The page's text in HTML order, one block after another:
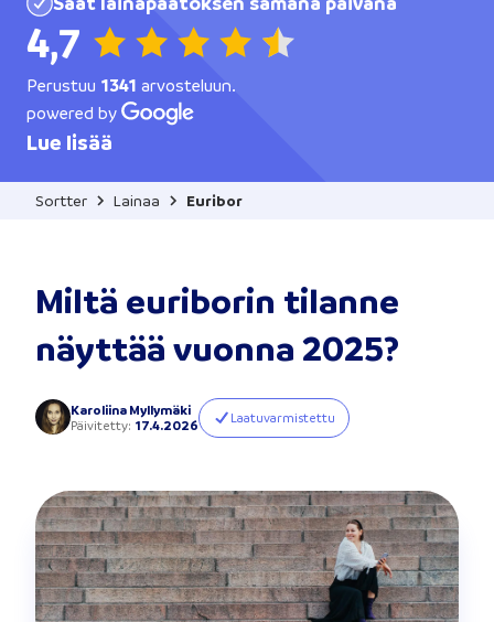
4,7
Perustuu 1341 arvosteluun.
powered by
Lue lisää
Sortter Lainaa Euribor
Miltä euriborin tilanne
näyttää vuonna 2025?
Karoliina Myllymäki
Päivitetty: 17.4.2026 Laatuvarmistettu